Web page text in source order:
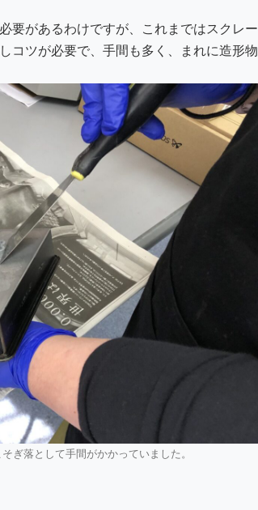
要があるわけですが、これまではスクレー
コツが必要で、手間も多く、まれに造形物
ぎ落として手間がかかっていました。